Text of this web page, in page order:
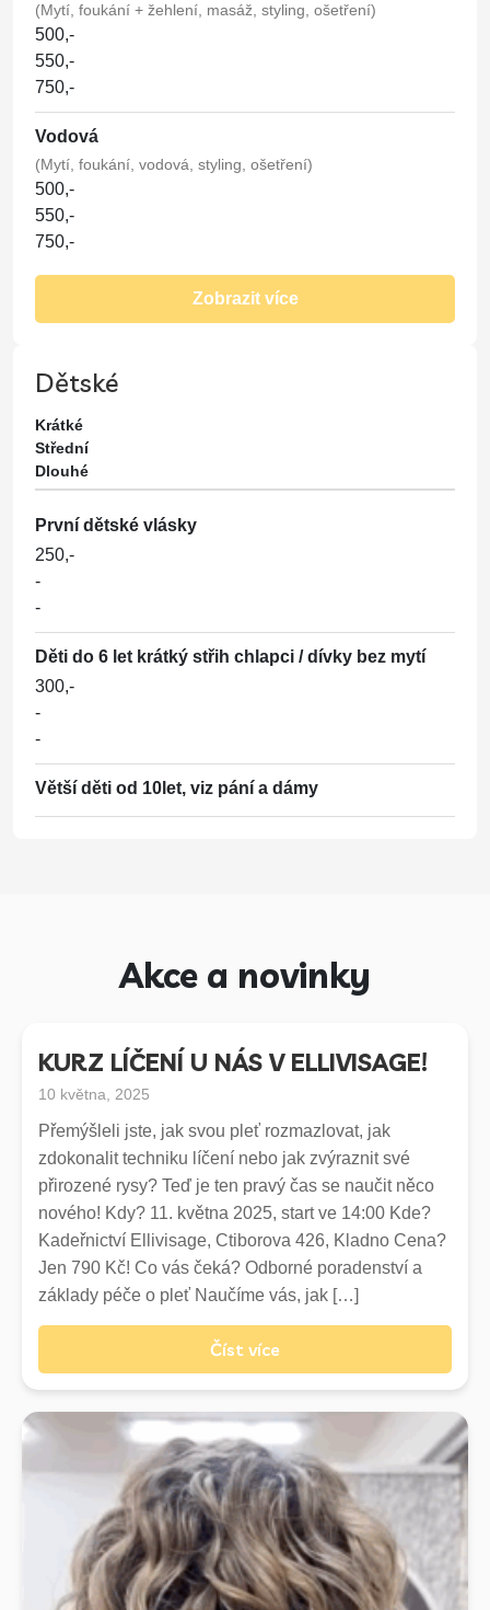
(Mytí, foukání + žehlení, masáž, styling, ošetření)
500,-
550,-
750,-
Vodová
(Mytí, foukání, vodová, styling, ošetření)
500,-
550,-
750,-
(Mytí, foukání, střih, masáž, styling, ošetření*)
650,-
850,-
Přeliv
(Mytí, foukání, přeliv, masáž, styling, ošetření*)
1500,-
1900,-
(Mytí, foukání, barva, masáž, styling, ošetření*)
1200,-
1400,-
(Mytí, foukání, melír do tvaru účesu, styling, ošetření*)
1800-2500
Barva s melírem
(Mytí, foukání, barva, melír, masáž, styling, ošetření*)
1800,-
2300,-
Trvalá
(Mytí, foukání, trvalá, masáž, styling, ošetření)*
1500,-
1800,-
2300,-
Balayage /ombre/ prosvětlování Dle časové i
konsultaci předem
*Střih
(Pouze střih ke službám označeným *. Nelze samostatně)
Zobrazit více
Dětské
Krátké
Střední
Dlouhé
První dětské vlásky
250,-
-
-
Děti do 6 let krátký střih chlapci / dívky bez mytí
300,-
-
-
Větší děti od 10let, viz pání a dámy
Akce a novinky
KURZ LÍČENÍ U NÁS V ELLIVISAGE!
10 května, 2025
Přemýšleli jste, jak svou pleť rozmazlovat, jak
zdokonalit techniku líčení nebo jak zvýraznit své
přirozené rysy? Teď je ten pravý čas se naučit něco
nového! Kdy? 11. května 2025, start ve 14:00 Kde?
Kadeřnictví Ellivisage, Ctiborova 426, Kladno Cena?
Jen 790 Kč! Co vás čeká? Odborné poradenství a
základy péče o pleť Naučíme vás, jak […]
Číst více